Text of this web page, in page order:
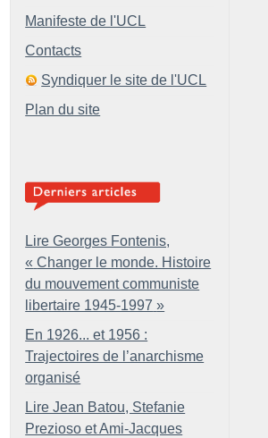
Manifeste de l'UCL
Contacts
Syndiquer le site de l'UCL
Plan du site
Lire Georges Fontenis,
« Changer le monde. Histoire
du mouvement communiste
libertaire 1945-1997 »
En 1926... et 1956 :
Trajectoires de l’anarchisme
organisé
Lire Jean Batou, Stefanie
Prezioso et Ami-Jacques